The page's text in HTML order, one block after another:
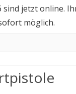
jetzt online.
möglich.